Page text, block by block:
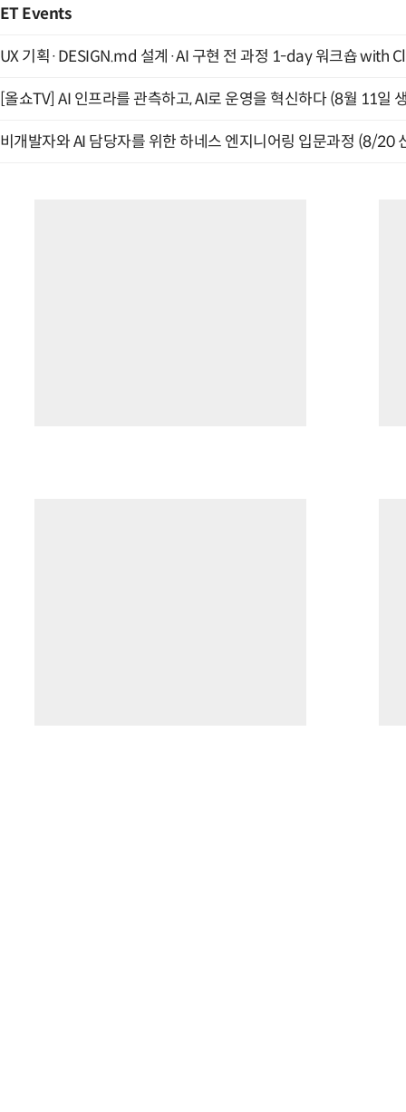
ET Events
UX 기획·DESIGN.md 설계·AI 구현 전 과정 1-day 워크숍 with
[올쇼TV] AI 인프라를 관측하고, AI로 운영을 혁신하다 (8월 11일
비개발자와 AI 담당자를 위한 하네스 엔지니어링 입문과정 (8/20